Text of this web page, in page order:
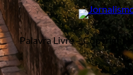
Palavra Livre – Copyright